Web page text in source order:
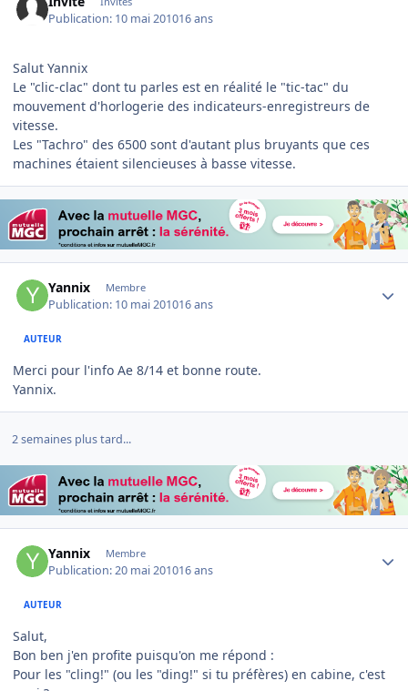
Publication: 10 mai 201016 ans
Salut Yannix
Le "clic-clac" dont tu parles est en réalité le "tic-tac" du
mouvement d'horlogerie des indicateurs-enregistreurs de
vitesse.
Les "Tachro" des 6500 sont d'autant plus bruyants que ces
machines étaient silencieuses à basse vitesse.
Yannix Membre
Publication: 10 mai 201016 ans
AUTEUR
Merci pour l'info Ae 8/14 et bonne route.
Yannix.
2 semaines plus tard...
Yannix Membre
Publication:20 mai 201016 ans
AUTEUR
Salut,
Bon ben j'en profite puisqu'on me répond :
Pour les "cling!" (ou les "ding!" si tu préfères) en cabine, c'est